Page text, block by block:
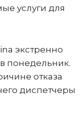
услуги для
экстренно
понедельник.
отказа
диспетчеры